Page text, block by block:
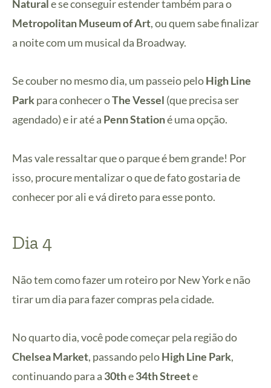
Naturale se conseguir estender também para o
Metropolitan Museum of Art, ou quem sabe finalizar
a noite com um musical da Broadway.
Se couber no mesmo dia, um passeio peloHigh Line
Parkpara conhecer oThe Vessel (que precisa ser
agendado) e ir até a Penn Stationé uma opção.
Mas vale ressaltar que o parque é bem grande! Por
isso, procure mentalizar o que de fato gostaria de
conhecer por ali e vá direto para esse ponto.
Dia 4
Não tem como fazer um roteiro por New York e não
tirar um dia para fazer compras pela cidade.
No quarto dia, você pode começar pela região do
Chelsea Market, passando peloHigh Line Park,
continuando para a 30the34th Streete